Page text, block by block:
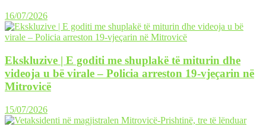
16/07/2026
Ekskluzive | E goditi me shuplakë të miturin dhe
videoja u bë virale – Policia arreston 19-vjeçarin në
Mitrovicë
15/07/2026